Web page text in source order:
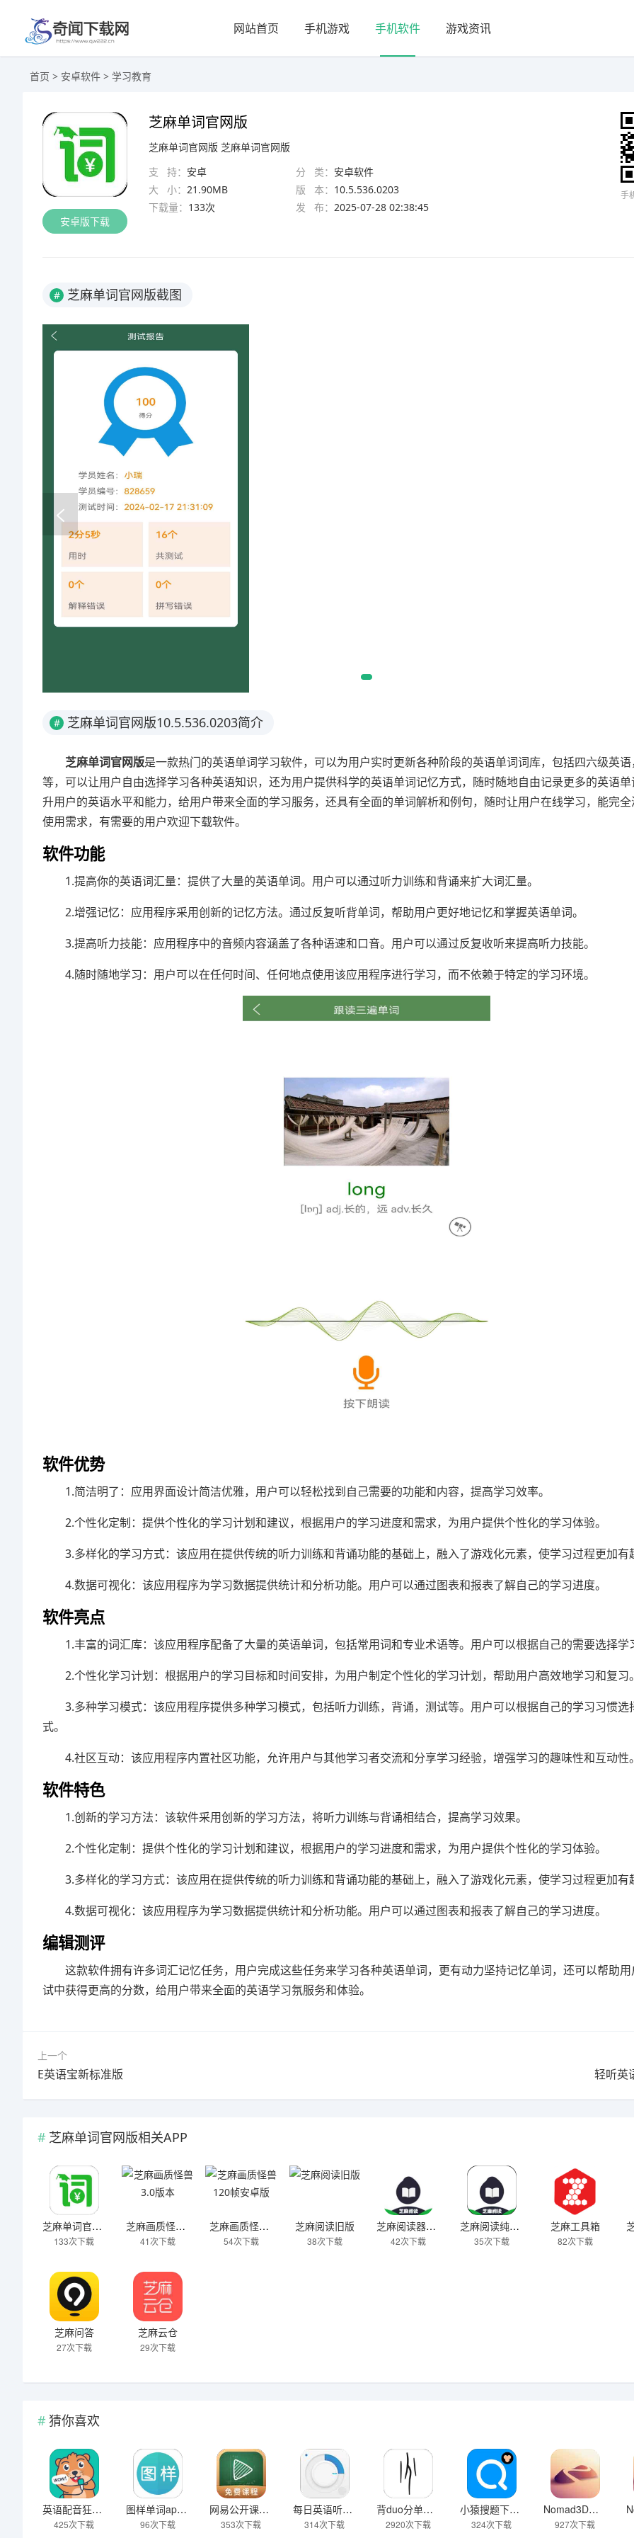
网站首页 手机游戏 手机软件 游戏资讯
首页 > 安卓软件 > 学习教育
安卓版下载
芝麻单词官网版
芝麻单词官网版 芝麻单词官网版
支 持： 安卓 分 类： 安卓软件
大 小： 21.90MB 版 本： 10.5.536.0203
下载量： 133次 发 布： 2025-07-28 02:38:45
手
# 芝麻单词官网版截图
# 芝麻单词官网版10.5.536.0203简介
芝麻单词官网版是一款热门的英语单词学习软件，可以为用户实时更新各种阶段的英语单词词库，包括四六级英
等，可以让用户自由选择学习各种英语知识，还为用户提供科学的英语单词记忆方式，随时随地自由记录更多的英语
升用户的英语水平和能力，给用户带来全面的学习服务，还具有全面的单词解析和例句，随时让用户在线学习，能完
使用需求，有需要的用户欢迎下载软件。
软件功能
1.提高你的英语词汇量：提供了大量的英语单词。用户可以通过听力训练和背诵来扩大词汇量。
2.增强记忆：应用程序采用创新的记忆方法。通过反复听背单词，帮助用户更好地记忆和掌握英语单词。
3.提高听力技能：应用程序中的音频内容涵盖了各种语速和口音。用户可以通过反复收听来提高听力技能。
4.随时随地学习：用户可以在任何时间、任何地点使用该应用程序进行学习，而不依赖于特定的学习环境。
软件优势
1.简洁明了：应用界面设计简洁优雅，用户可以轻松找到自己需要的功能和内容，提高学习效率。
2.个性化定制：提供个性化的学习计划和建议，根据用户的学习进度和需求，为用户提供个性化的学习体验。
3.多样化的学习方式：该应用在提供传统的听力训练和背诵功能的基础上，融入了游戏化元素，使学习过程更加有
4.数据可视化：该应用程序为学习数据提供统计和分析功能。用户可以通过图表和报表了解自己的学习进度。
软件亮点
1.丰富的词汇库：该应用程序配备了大量的英语单词，包括常用词和专业术语等。用户可以根据自己的需要选择学
2.个性化学习计划：根据用户的学习目标和时间安排，为用户制定个性化的学习计划，帮助用户高效地学习和复习。
3.多种学习模式：该应用程序提供多种学习模式，包括听力训练，背诵，测试等。用户可以根据自己的学习习惯选
式。
4.社区互动：该应用程序内置社区功能，允许用户与其他学习者交流和分享学习经验，增强学习的趣味性和互动性。
软件特色
1.创新的学习方法：该软件采用创新的学习方法，将听力训练与背诵相结合，提高学习效果。
2.个性化定制：提供个性化的学习计划和建议，根据用户的学习进度和需求，为用户提供个性化的学习体验。
3.多样化的学习方式：该应用在提供传统的听力训练和背诵功能的基础上，融入了游戏化元素，使学习过程更加有
4.数据可视化：该应用程序为学习数据提供统计和分析功能。用户可以通过图表和报表了解自己的学习进度。
编辑测评
这款软件拥有许多词汇记忆任务，用户完成这些任务来学习各种英语单词，更有动力坚持记忆单词，还可以帮助
试中获得更高的分数，给用户带来全面的英语学习氛服务和体验。
上一个
E英语宝新标准版 轻听英
芝麻单词官网版相关APP
芝麻单词官网版
133次下载
芝麻画质怪兽3.0版本
41次下载
芝麻画质怪兽120帧安卓版
54次下载
芝麻阅读旧版
38次下载
芝麻阅读器官网版
42次下载
芝麻阅读纯净版
35次下载
芝麻工具箱
82次下载
芝麻问答
27次下载
芝麻云仓
29次下载
猜你喜欢
英语配音狂客户端
425次下载
图样单词app无限背
96次下载
网易公开课官网首页
353次下载
每日英语听力免费版最新版
314次下载
背duo分单词安卓版
2920次下载
小猿搜题下载作业帮官网
324次下载
Nomad3D建模中文版
927次下载